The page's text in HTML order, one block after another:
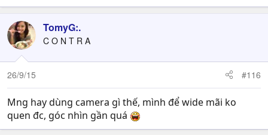
TomyG:.
C O N T R A
26/9/15 #116
Mng hay dùng camera gì thế, mình để wide mãi ko
quen đc, góc nhìn gần quá